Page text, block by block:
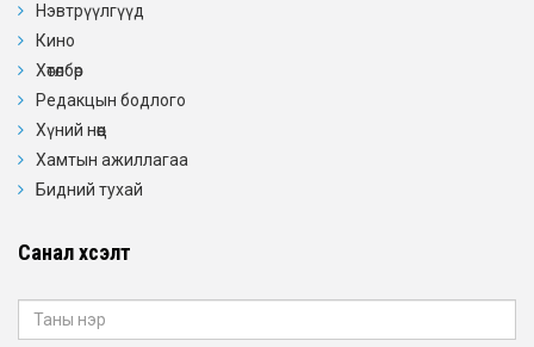
Нэвтрүүлгүүд
Кино
Хөтөлбөр
Редакцын бодлого
Хүний нөөц
Хамтын ажиллагаа
Бидний тухай
Санал хүсэлт